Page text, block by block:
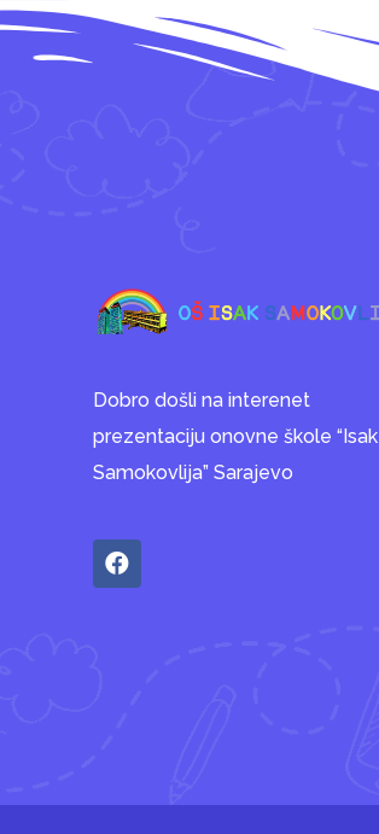
Dobro došli na interenet
prezentaciju onovne škole “Isak
Samokovlija” Sarajevo